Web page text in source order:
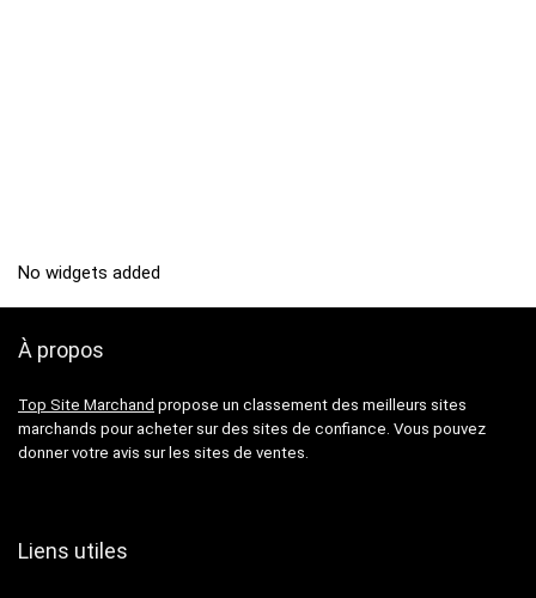
No widgets added
À propos
Top Site Marchand propose un classement des meilleurs sites
marchands pour acheter sur des sites de confiance. Vous pouvez
donner votre avis sur les sites de ventes.
Liens utiles